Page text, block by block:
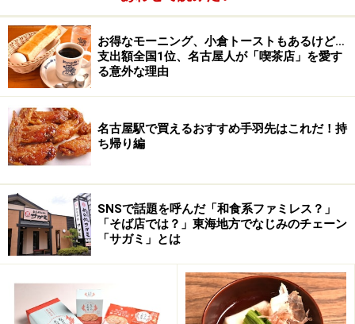
ライブ中も、オールスタンディングの公演時以外はテー
ブルに座って食事ができ、終演後はそのまま居酒屋とし
て朝５時まで営業。泡盛から電気ブランまで酒の種類が
お得なモーニング、小倉トーストもあるけど…
支出額全国1位、名古屋人が「喫茶店」を愛す
る意外な理由
名古屋駅で買えるおすすめ手羽先はこれだ！持
ち帰り編
SNSで話題を呼んだ「和食系ファミレス？」
「そば店では？」東海地方でなじみのチェーン
「サガミ」とは